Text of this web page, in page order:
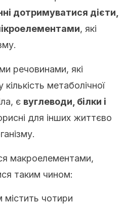
дотримуватися дієти,
, які
речовинами, які
метаболічної
є вуглеводи, білки і
для інших життєво
макроелементами,
таким чином:
містить чотири